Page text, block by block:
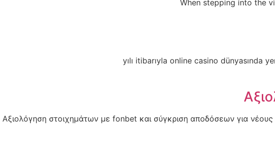
When stepping into the
Αξιολόγηση στοιχημάτων με fonbet και σύγκριση αποδόσεων για